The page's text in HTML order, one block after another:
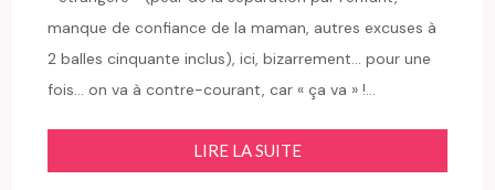
manque de confiance de la maman, autres excuses à
2 balles cinquante inclus), ici, bizarrement… pour une
fois… on va à contre-courant, car « ça va » !…
LIRE LA SUITE